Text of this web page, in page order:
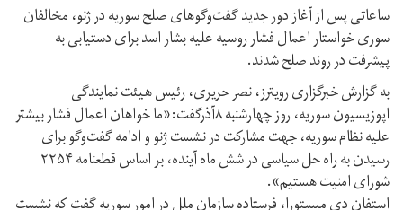
ساعاتی پس از آغاز دور جدید گفت‌وگوهای صلح سوریه در ژنو، مخالفان
سوری خواستار اعمال فشار روسیه علیه بشار اسد برای دستیابی به
پیشرفت در روند صلح شدند.
به گزارش خبرگزاری رویترز، نصر حریری، رئیس هیئت نمایندگی
اپوزیسیون سوریه، روز چهارشنبه ۸آذرگفت:«ما خواهان اعمال فشار بیشتر
علیه نظام سوریه، جهت مشارکت در نشست ژنو و ادامه‌ گفت‌وگو برای
رسیدن به راه حل سیاسی در شش ماه آینده، بر اساس قطعنامه ۲۲۵۴
شورای امنیت هستیم».